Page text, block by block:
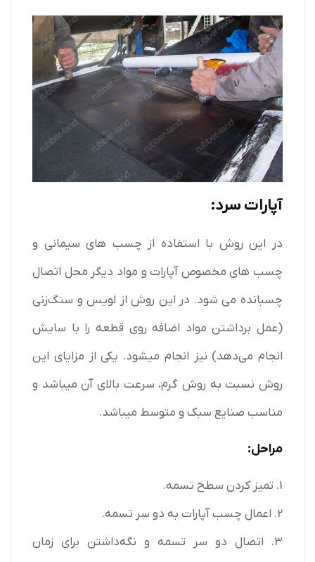
آپارات سرد:
در این روش با استفاده از چسب های سیمانی و
چسب های مخصوص آپارات و مواد دیگر محل اتصال
چسبانده می شود. در این روش از لویس و سنگ‌زنی
(عمل برداشتن مواد اضافه روی قطعه را با سایش
انجام می‌دهد) نیز انجام میشود. یکی از مزایای این
روش نسبت به روش گرم، سرعت بالای آن میباشد و
مناسب صنایع سبک و متوسط میباشد.
مراحل:
1. تمیز کردن سطح تسمه.
2. اعمال چسب آپارات به دو سر تسمه.
3. اتصال دو سر تسمه و نگه‌داشتن برای زمان